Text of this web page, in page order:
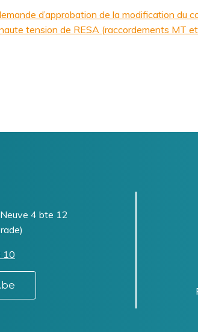
d’approbation de la modification du
tension de RESA (raccordements MT
4 bte 12
10